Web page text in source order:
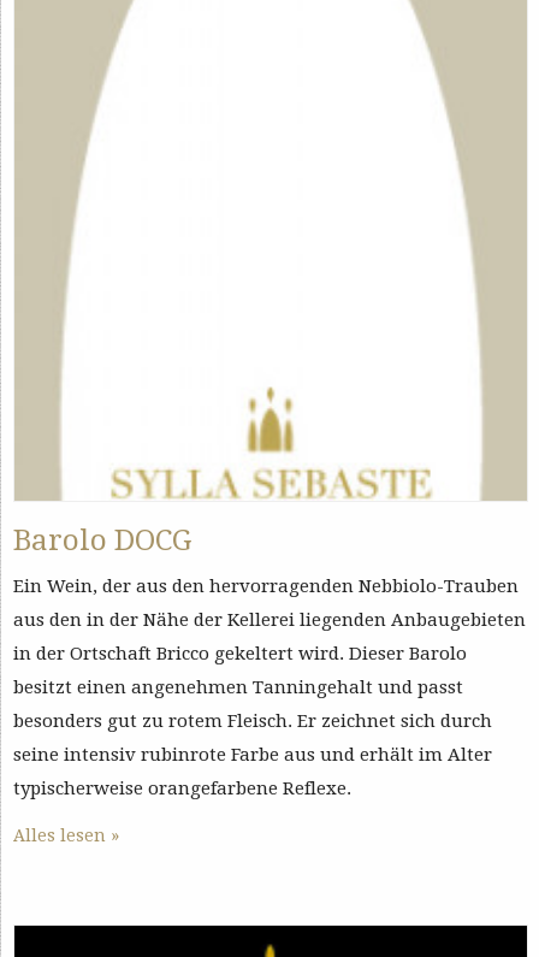
Barolo DOCG
Ein Wein, der aus den hervorragenden Nebbiolo-Trauben
aus den in der Nähe der Kellerei liegenden Anbaugebieten
in der Ortschaft Bricco gekeltert wird. Dieser Barolo
besitzt einen angenehmen Tanningehalt und passt
besonders gut zu rotem Fleisch. Er zeichnet sich durch
seine intensiv rubinrote Farbe aus und erhält im Alter
typischerweise orangefarbene Reflexe.
Alles lesen »